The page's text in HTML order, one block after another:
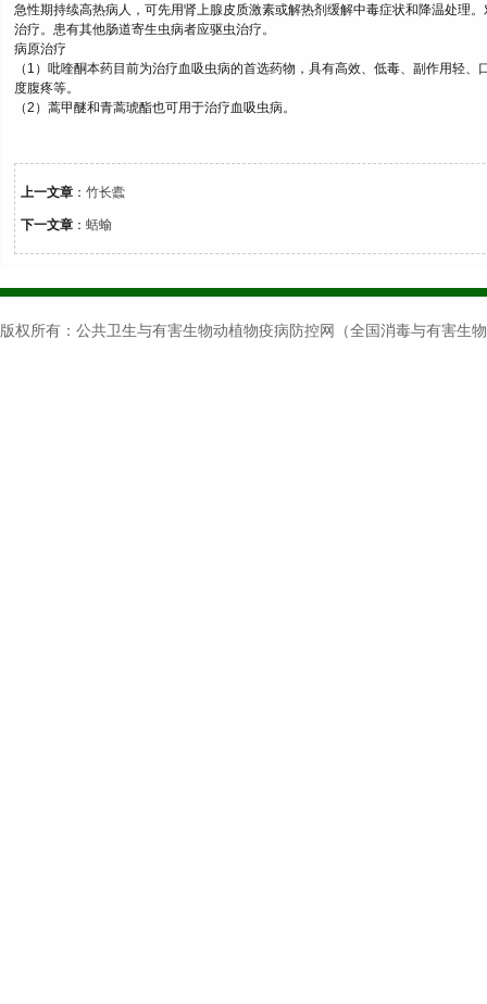
急性期持续高热病人，可先用肾上腺皮质激素或解热剂缓解中毒症状和降温处理
治疗。患有其他肠道寄生虫病者应驱虫治疗。
病原治疗
（1）吡喹酮本药目前为治疗血吸虫病的首选药物，具有高效、低毒、副作用轻
度腹疼等。
（2）蒿甲醚和青蒿琥酯也可用于治疗血吸虫病。
上一文章 ： 竹长蠹
下一文章 ： 蛞蝓
版权所有：公共卫生与有害生物动植物疫病防控网（全国消毒与有害生